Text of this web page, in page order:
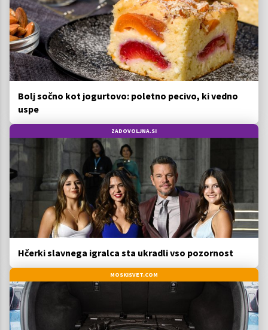
Bolj sočno kot jogurtovo: poletno pecivo, ki vedno
uspe
ZADOVOLJNA.SI
Hčerki slavnega igralca sta ukradli vso pozornost
MOSKISVET.COM